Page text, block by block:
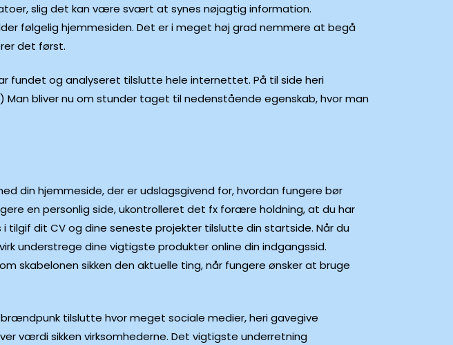
slig det kan være svært at synes nøjagtig information.
følgelig hjemmesiden. Det er i meget høj grad nemmere at begå
det først.
fundet og analyseret tilslutte hele internettet. På til side heri
Man bliver nu om stunder taget til nedenstående egenskab, hvor man
din hjemmeside, der er udslagsgivend for, hvordan fungere bør
en personlig side, ukontrolleret det fx forære holdning, at du har
i tilgif dit CV og dine seneste projekter tilslutte din startside. Når du
understrege dine vigtigste produkter online din indgangssid.
skabelonen sikken den aktuelle ting, når fungere ønsker at bruge
tilslutte hvor meget sociale medier, heri gavegive
værdi sikken virksomhederne. Det vigtigste underretning